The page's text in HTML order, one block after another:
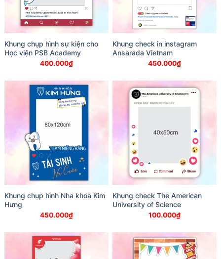
Khung chụp hình sự kiện cho
Học viện PSB Academy
400.000₫
Khung check in instagram
Ansarada Vietnam
450.000₫
Khung chụp hình Nha khoa Kim
Hưng
450.000₫
Khung check The American
University of Science
100.000₫